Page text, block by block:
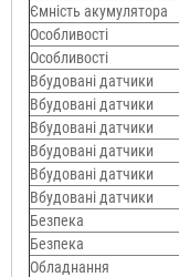
Ємність акумулятора
Особливості
Особливості
Вбудовані датчики
Вбудовані датчики
Вбудовані датчики
Вбудовані датчики
Вбудовані датчики
Вбудовані датчики
Безпека
Безпека
Обладнання